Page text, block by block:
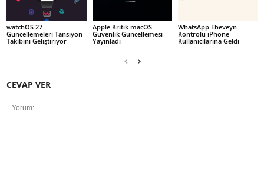
watchOS 27
Güncellemeleri Tansiyon
Takibini Geliştiriyor
Apple Kritik macOS
Güvenlik Güncellemesi
Yayınladı
WhatsApp Ebeveyn
Kontrolü iPhone
Kullanıcılarına Geldi
CEVAP VER